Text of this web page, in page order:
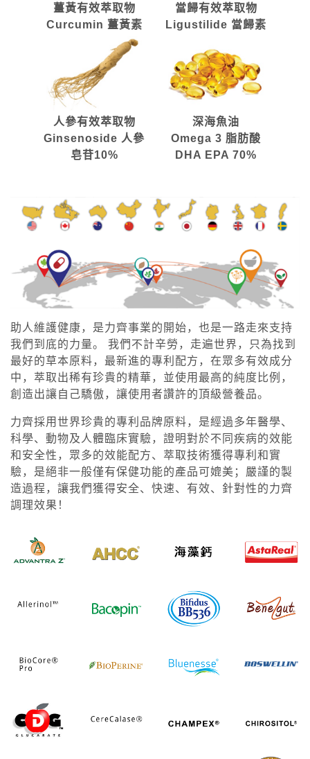
薑黃有效萃取物
Curcumin 薑黃素
當歸有效萃取物
Ligustilide 當歸素
人參有效萃取物
Ginsenoside 人參
皂苷10%
深海魚油
Omega 3 脂肪酸
DHA EPA 70%
助人維護健康，是力齊事業的開始，也是一路走來支持
我們到底的力量。 我們不計辛勞，走遍世界，只為找到
最好的草本原料，最新進的專利配方，在眾多有效成分
中，萃取出稀有珍貴的精華，並使用最高的純度比例，
創造出讓自己驕傲，讓使用者讚許的頂級營養品。
力齊採用世界珍貴的專利品牌原料，是經過多年醫學、
科學、動物及人體臨床實驗，證明對於不同疾病的效能
和安全性，眾多的效能配方、萃取技術獲得專利和實
驗，是絕非一般僅有保健功能的產品可媲美；嚴謹的製
造過程，讓我們獲得安全、快速、有效、針對性的力齊
調理效果！